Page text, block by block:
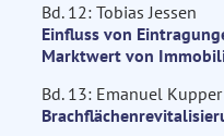
Bd. 12: Tobias Jessen
Einfluss von
Marktwert von
Bd. 13: Emanuel Kupper